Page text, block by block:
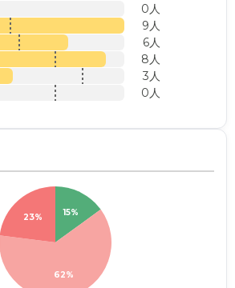
0人
9人
6人
8人
3人
0人
15%
62%
23%